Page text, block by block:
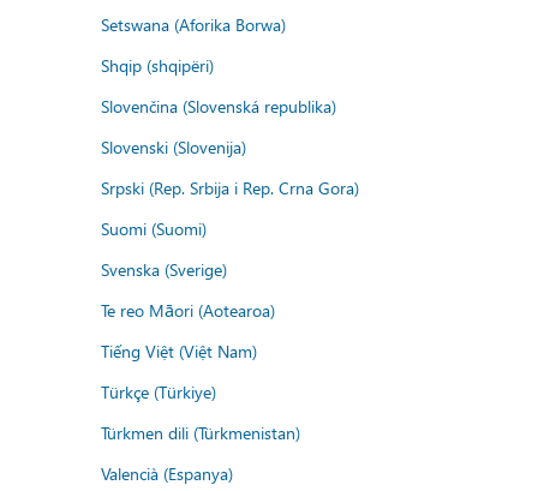
Setswana (Aforika Borwa)
Shqip (shqipëri)
Slovenčina (Slovenská republika)
Slovenski (Slovenija)
Srpski (Rep. Srbija i Rep. Crna Gora)
Suomi (Suomi)
Svenska (Sverige)
Te reo Māori (Aotearoa)
Tiếng Việt (Việt Nam)
Türkçe (Türkiye)
Türkmen dili (Türkmenistan)
Valencià (Espanya)